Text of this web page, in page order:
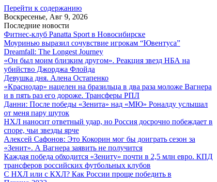
Перейти к содержанию
Воскресенье, Авг 9, 2026
Последние новости
Фитнес-клуб Panatta Sport в Новосибирске
Моуринью выразил сочувствие игрокам “Ювентуса”
Dreamfall: The Longest Journey
«Он был моим близким другом». Реакция звезд НБА на
убийство Джорджа Флойда
Девушка дня. Алена Остапенко
«Краснодар» нацелен на бразильца в два раза моложе Вагнера
и в пять раз его дороже. Трансферы РПЛ
Данни: После победы «Зенита» над «МЮ» Роналду услышал
от меня пару шуток
НХЛ наносит ответный удар, но Россия досрочно побеждает в
споре, чьи звезды ярче
Алексей Сафонов: Это Кокорин мог бы доиграть сезон за
«Зенит». А Вагнера заявить не получится
Каждая победа обходится «Зениту» почти в 2,5 млн евро. КПД
трансферов российских футбольных клубов
С НХЛ или с КХЛ? Как России проще победить в